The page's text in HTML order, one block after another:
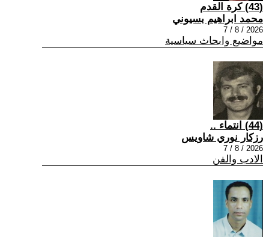
(43) كرة القدم
محمد ابراهيم بسيوني
2026 / 8 / 7
مواضيع وابحاث سياسية
(44) انتماء ..
رزكار نوري شاويس
2026 / 8 / 7
الادب والفن